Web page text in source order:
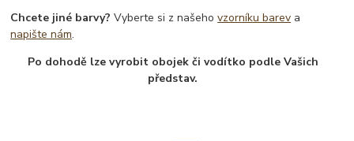
Chcete jiné barvy? Vyberte si z našehovzorníku barev a
napište nám.
Po dohodě lze vyrobit obojek či vodítko podle Vašich
představ.